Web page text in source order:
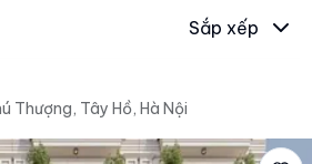
Sắp xếp
Thượng, Tây Hồ, Hà Nội